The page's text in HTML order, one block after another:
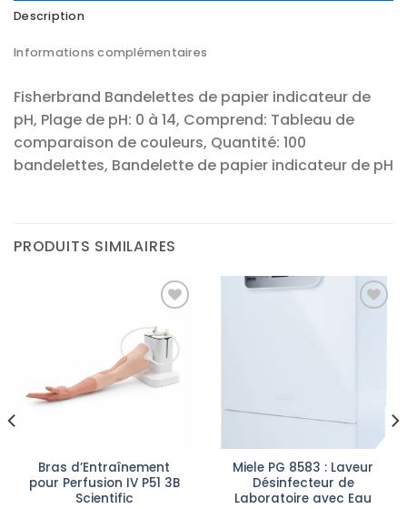
Description
Informations complémentaires
Fisherbrand Bandelettes de papier indicateur de
pH, Plage de pH: 0 à 14, Comprend: Tableau de
comparaison de couleurs, Quantité: 100
bandelettes, Bandelette de papier indicateur de pH
PRODUITS SIMILAIRES
Ajouter
à la liste
d’envies
Bras d’Entraînement
pour Perfusion IV P51 3B
Scientific
Miele PG 8583 : Laveur
Désinfecteur de
Laboratoire avec Eau